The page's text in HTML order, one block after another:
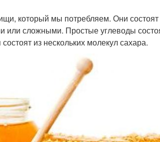
который мы потребляем. Они состоят
или сложными. Простые углеводы
из нескольких молекул сахара.